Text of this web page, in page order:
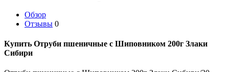
Обзор
Отзывы 0
Купить Отруби пшеничные с Шиповником 200г Злаки
Сибири